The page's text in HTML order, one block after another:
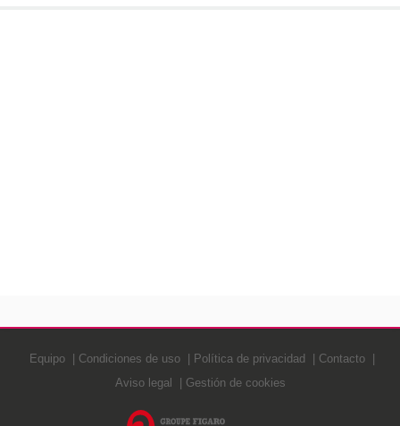
Equipo Condiciones de uso Política de privacidad
Contacto
Aviso legal
Gestión de cookies